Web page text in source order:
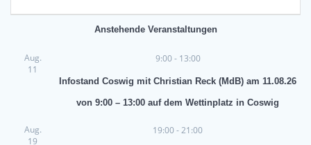
Anstehende Veranstaltungen
Aug.
11
9:00- 13:00
Infostand Coswig mit Christian Reck (MdB) am 11.08.26
von 9:00 – 13:00 auf dem Wettinplatz in Coswig
Aug.
19
19:00-21:00